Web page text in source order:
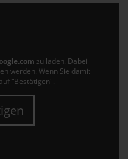
zu laden. Dabei
werden. Wenn Sie damit
"Bestätigen".